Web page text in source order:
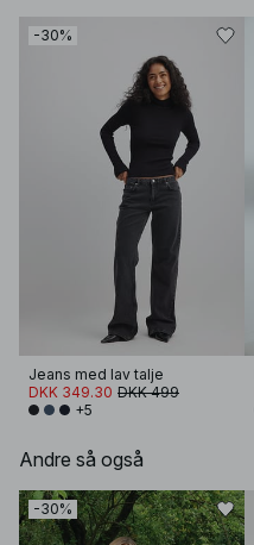
-30%
Jeans med lav talje
DKK 349.30 DKK 499
+5
Andre så også
-30%